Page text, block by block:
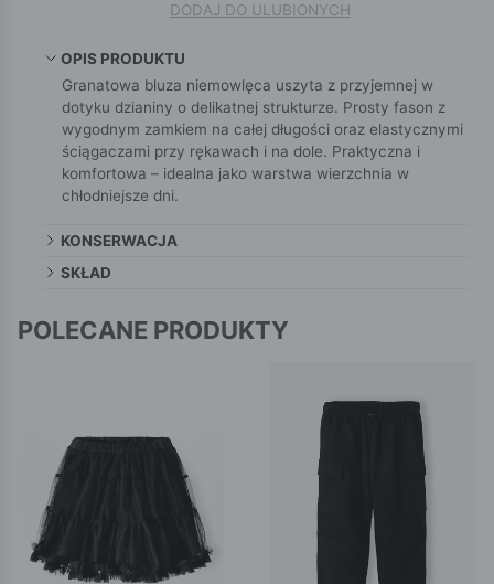
DODAJ DO ULUBIONYCH
OPIS PRODUKTU
Granatowa bluza niemowlęca uszyta z przyjemnej w
dotyku dzianiny o delikatnej strukturze. Prosty fason z
wygodnym zamkiem na całej długości oraz elastycznymi
ściągaczami przy rękawach i na dole. Praktyczna i
komfortowa – idealna jako warstwa wierzchnia w
chłodniejsze dni.
KONSERWACJA
SKŁAD
POLECANE PRODUKTY